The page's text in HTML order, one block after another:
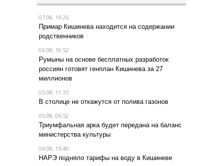
07.08, 16:26
Примар Кишинева находится на содержании
родственников
06.08, 10:52
Румыны на основе бесплатных разработок
россиян готовят генплан Кишинева за 27
миллионов
05.08, 11:35
В столице не откажутся от полива газонов
05.08, 06:52
Триумфальная арка будет передана на баланс
министерства культуры
04.08, 15:40
НАРЭ подняло тарифы на воду в Кишиневе